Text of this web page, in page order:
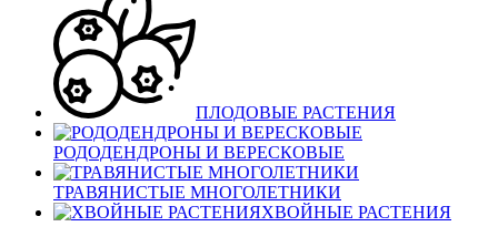
ПЛОДОВЫЕ РАСТЕНИЯ
РОДОДЕНДРОНЫ И ВЕРЕСКОВЫЕ
ТРАВЯНИСТЫЕ МНОГОЛЕТНИКИ
ХВОЙНЫЕ РАСТЕНИЯ